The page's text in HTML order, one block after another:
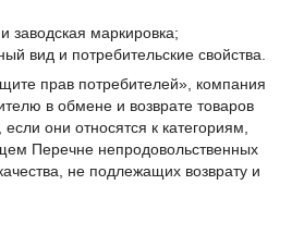
заводская маркировка;
вид и потребительские свойства.
прав потребителей», компания
в обмене и возврате товаров
они относятся к категориям,
Перечне непродовольственных
не подлежащих возврату и